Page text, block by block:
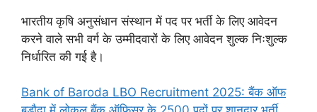
भारतीय कृषि अनुसंधान संस्थान में पद पर भर्ती के लिए आवेदन
करने वाले सभी वर्ग के उम्मीदवारों के लिए आवेदन शुल्क निःशुल्क
निर्धारित की गई है।
Bank of Baroda LBO Recruitment 2025: बैंक ऑफ